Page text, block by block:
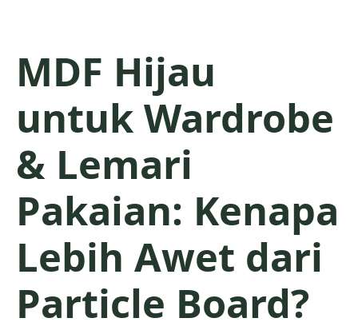
MDF Hijau
untuk Wardrobe
& Lemari
Pakaian: Kenapa
Lebih Awet dari
Particle Board?